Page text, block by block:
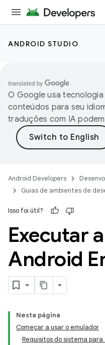
ANDROID STUDIO
O Google usa
conteúdos para seu
traduções com IA
Android Developers
Guias de ambientes de
Isso foi útil?
Executar
Android
Nesta página
Começar a usar o emulador
Requisitos do sistema